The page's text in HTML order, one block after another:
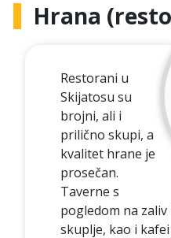
Hrana
Restorani u
Skijatosu su
brojni, ali i
prilično skupi, a
kvalitet hrane je
prosečan.
Taverne s
pogledom na
skuplje, kao i